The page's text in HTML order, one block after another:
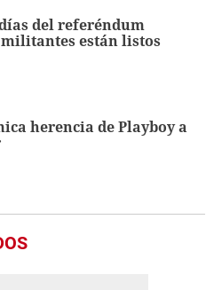
del referéndum
están listos
herencia de Playboy a